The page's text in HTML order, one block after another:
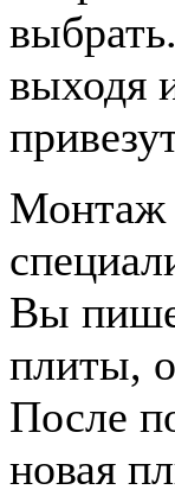
выходя
Монтаж
Вы
плиты,
После
новая